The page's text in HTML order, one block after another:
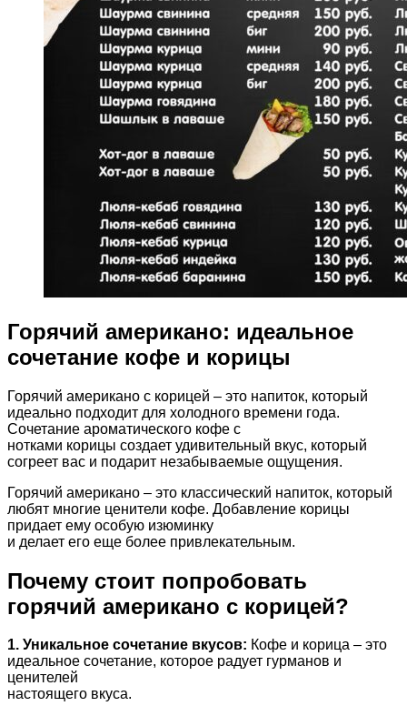
Горячий американо: идеальное
сочетание кофе и корицы
Горячий американо с корицей – это напиток, который
идеально подходит для холодного времени года.
Сочетание ароматического кофе с
нотками корицы создает удивительный вкус, который
согреет вас и подарит незабываемые ощущения.
Горячий американо – это классический напиток, который
любят многие ценители кофе. Добавление корицы
придает ему особую изюминку
и делает его еще более привлекательным.
Почему стоит попробовать
горячий американо с корицей?
1. Уникальное сочетание вкусов: Кофе и корица – это
идеальное сочетание, которое радует гурманов и
ценителей
настоящего вкуса.